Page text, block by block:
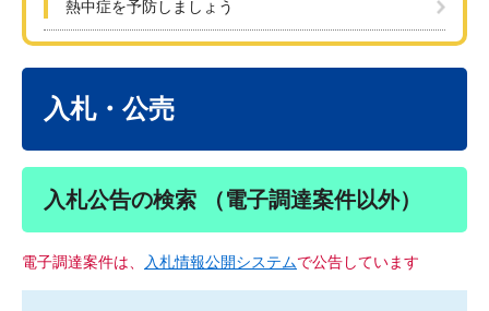
熱中症を予防しましょう
入札・公売
入札公告の検索 （電子調達案件以外）
電子調達案件は、 入札情報公開システムで公告しています